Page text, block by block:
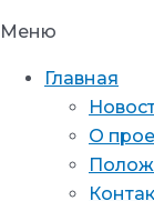
Меню
Главная
О